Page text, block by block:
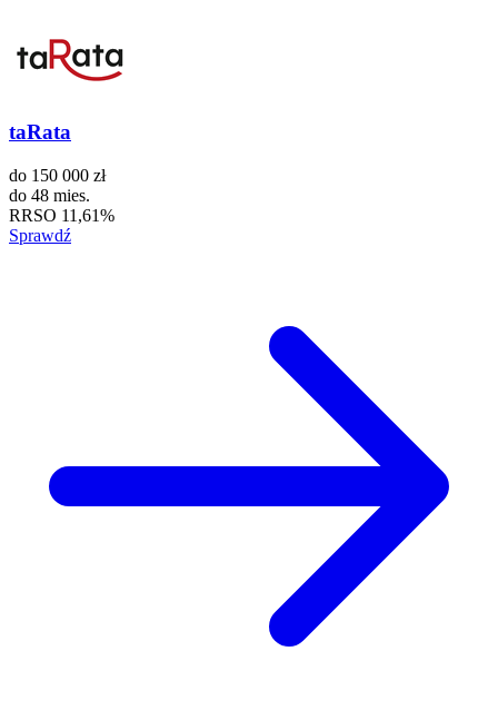
taRata
do 150 000 zł
do 48 mies.
RRSO 11,61%
Sprawdź